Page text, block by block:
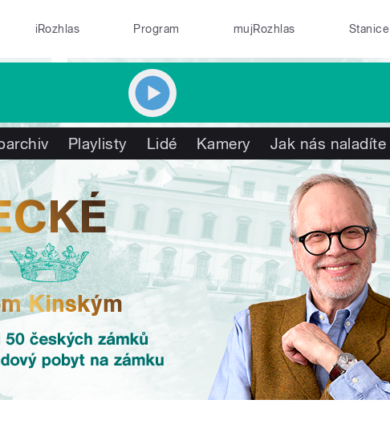
iRozhlas Program mujRozhlas Stanice
Playlisty Lidé Kamery Jak nás naladíte